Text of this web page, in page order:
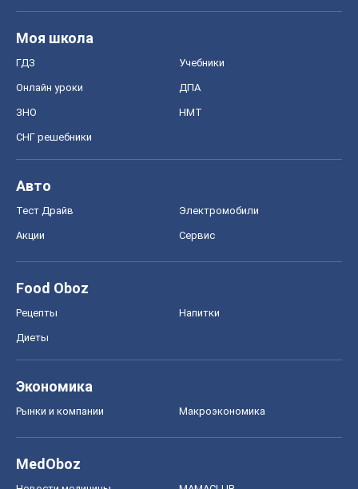
Моя школа
ГДЗ Учебники
Онлайн уроки ДПА
ЗНО НМТ
СНГ решебники
Авто
Тест Драйв Электромобили
Акции Сервис
Food Oboz
Рецепты Напитки
Диеты
Экономика
Рынки и компании Mакроэкономика
MedOboz